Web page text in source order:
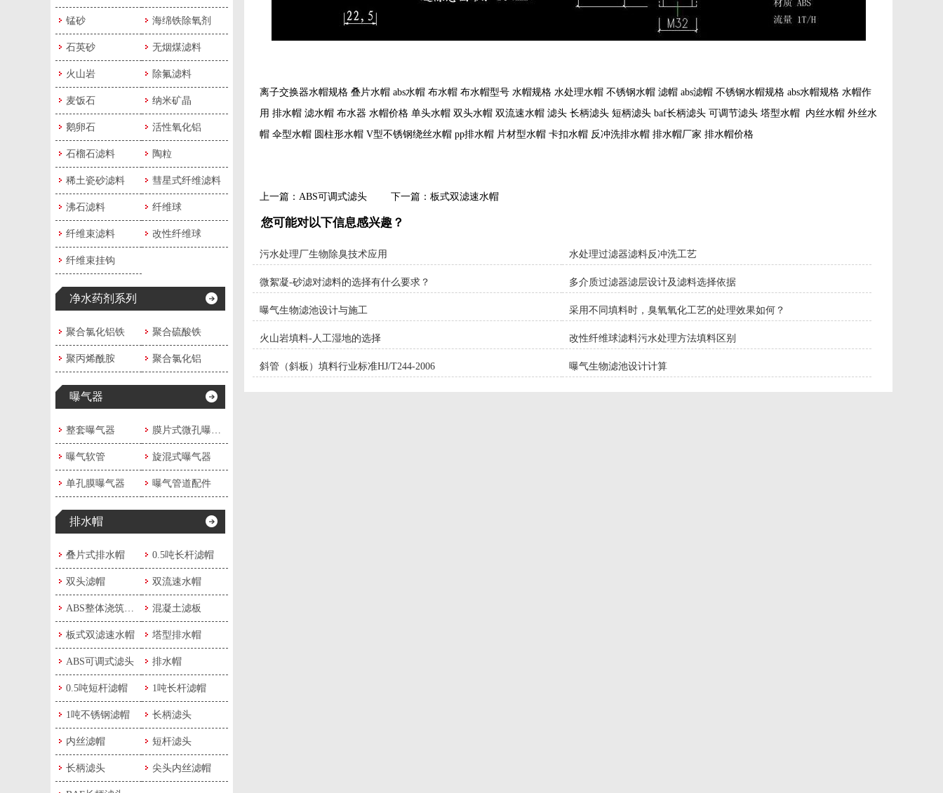
锰砂 海绵铁除氧剂
石英砂 无烟煤滤料
火山岩 除氟滤料
麦饭石 纳米矿晶
鹅卵石 活性氧化铝
石榴石滤料 陶粒
稀土瓷砂滤料 彗星式纤维滤料
沸石滤料 纤维球
纤维束滤料 改性纤维球
纤维束挂钩
净水药剂系列
聚合氯化铝铁 聚合硫酸铁
聚丙烯酰胺 聚合氯化铝
曝气器
整套曝气器
曝气软管 旋混式曝气器
单孔膜曝气器 曝气管道配件
排水帽
叠片式排水帽 0.5吨长杆滤帽
双头滤帽 双流速水帽
ABS整体浇筑滤板 混凝土滤板
板式双滤速水帽 塔型排水帽
ABS可调式滤头 排水帽
0.5吨短杆滤帽 1吨长杆滤帽
1吨不锈钢滤帽 长柄滤头
内丝滤帽 短杆滤头
长柄滤头 尖头内丝滤帽
离子交换器水帽规格 叠片水帽 abs水帽 布水帽 布水帽型号 水帽规格 水处理水帽 不锈钢水帽 滤帽 abs滤帽 不锈钢水帽规格 abs水帽规格 水帽作
用 排水帽 滤水帽 布水器 水帽价格 单头水帽 双头水帽 双流速水帽 滤头 长柄滤头 短柄滤头 baf长柄滤头 可调节滤头 塔型水帽 内丝水帽 外丝水
帽 伞型水帽 圆柱形水帽 V型不锈钢绕丝水帽 pp排水帽 片材型水帽 卡扣水帽 反冲洗排水帽 排水帽厂家 排水帽价格
上一篇： ABS可调式滤头 下一篇： 板式双滤速水帽
您可能对以下信息感兴趣？
污水处理厂生物除臭技术应用 水处理过滤器滤料反冲洗工艺
微絮凝-砂滤对滤料的选择有什么要求？ 多介质过滤器滤层设计及滤料选择依据
曝气生物滤池设计与施工 采用不同填料时，臭氧氧化工艺的处理效果如何？
火山岩填料-人工湿地的选择 改性纤维球滤料污水处理方法填料区别
斜管（斜板）填料行业标准HJ/T244-2006 曝气生物滤池设计计算